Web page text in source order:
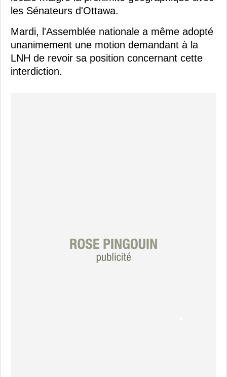
les Sénateurs d'Ottawa.
Mardi, l'Assemblée nationale a même adopté
unanimement une motion demandant à la
LNH de revoir sa position concernant cette
interdiction.